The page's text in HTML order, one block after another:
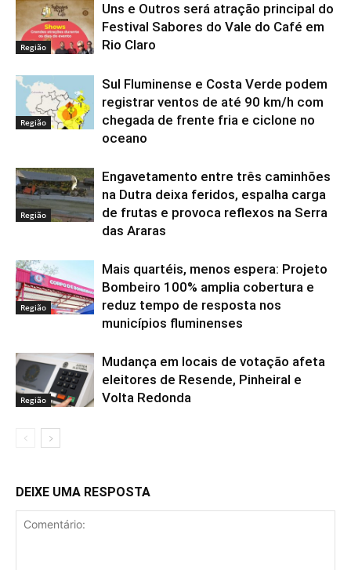
Região
Uns e Outros será atração principal do
Festival Sabores do Vale do Café em
Rio Claro
Região
Sul Fluminense e Costa Verde podem
registrar ventos de até 90 km/h com
chegada de frente fria e ciclone no
oceano
Região
Engavetamento entre três caminhões
na Dutra deixa feridos, espalha carga
de frutas e provoca reflexos na Serra
das Araras
Região
Mais quartéis, menos espera: Projeto
Bombeiro 100% amplia cobertura e
reduz tempo de resposta nos
municípios fluminenses
Região
Mudança em locais de votação afeta
eleitores de Resende, Pinheiral e
Volta Redonda
DEIXE UMA RESPOSTA